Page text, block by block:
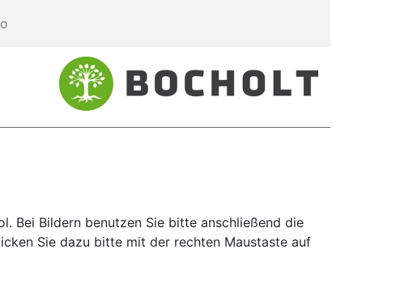
Bei Bildern benutzen Sie bitte anschließend die
Sie dazu bitte mit der rechten Maustaste auf